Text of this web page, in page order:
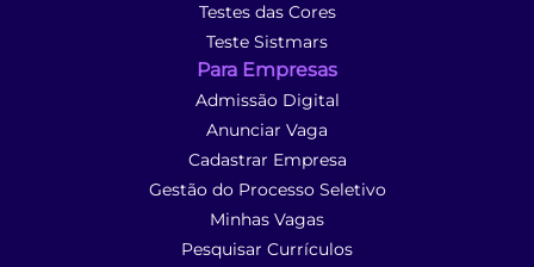
Testes das Cores
Teste Sistmars
Para Empresas
Admissão Digital
Anunciar Vaga
Cadastrar Empresa
Gestão do Processo Seletivo
Minhas Vagas
Pesquisar Currículos